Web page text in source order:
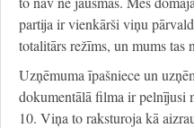
partija ir vienkārši viņu
totalitārs režīms, un mums tas
Uzņēmuma īpašniece un
dokumentālā filma ir pelnījusi
10. Viņa to raksturoja kā